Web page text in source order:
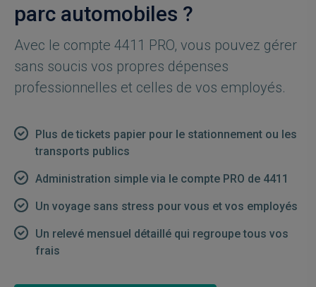
parc automobiles ?
Avec le compte 4411 PRO, vous pouvez gérer
sans soucis vos propres dépenses
professionnelles et celles de vos employés.
Plus de tickets papier pour le stationnement ou les
transports publics
Administration simple via le compte PRO de 4411
Un voyage sans stress pour vous et vos employés
Un relevé mensuel détaillé qui regroupe tous vos
frais